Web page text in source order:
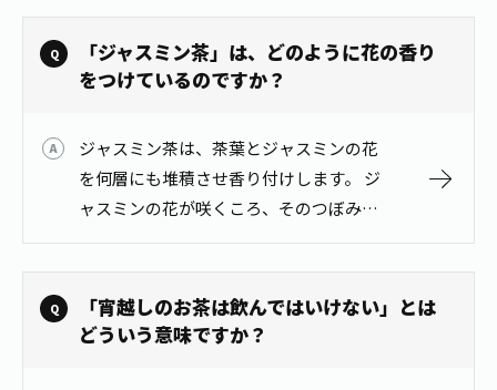
酸化酵素の働きによって変化（発酵）が
始まり、その発酵の度合いによって…
「ジャスミン茶」は、どのように花の香り
をつけているのですか？
ジャスミン茶は、茶葉とジャスミンの花
を何層にも堆積させ香り付けします。 ジ
ャスミンの花が咲くころ、そのつぼみを
摘み採り、夜になって開きかけたものを
ふるい分けして、緑茶の茶葉と幾層にも
積み重ねます。 数時間堆積して、花の
香…
「宵越しのお茶は飲んではいけない」とは
どういう意味ですか？